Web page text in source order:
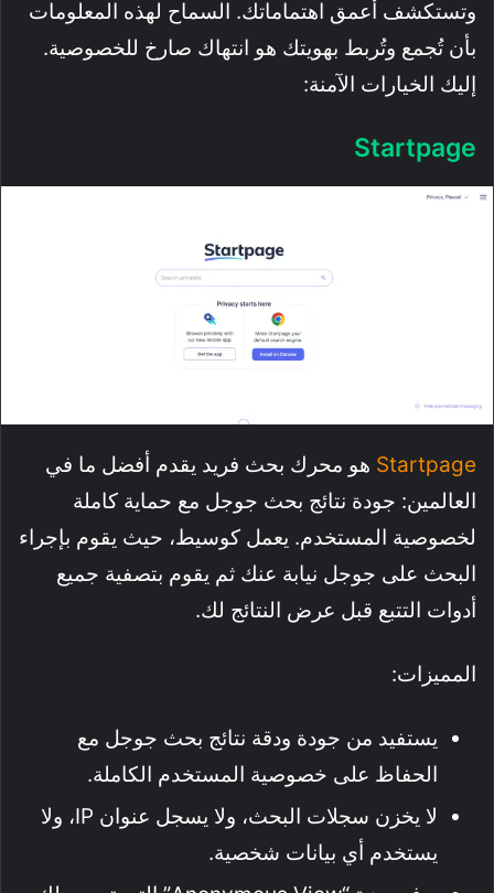
وتستكشف أعمق اهتماماتك. السماح لهذه المعلومات
بأن تُجمع وتُربط بهويتك هو انتهاك صارخ للخصوصية.
إليك الخيارات الآمنة:
Startpage
Startpage هو محرك بحث فريد يقدم أفضل ما في
العالمين: جودة نتائج بحث جوجل مع حماية كاملة
لخصوصية المستخدم. يعمل كوسيط، حيث يقوم بإجراء
البحث على جوجل نيابة عنك ثم يقوم بتصفية جميع
أدوات التتبع قبل عرض النتائج لك.
المميزات:
يستفيد من جودة ودقة نتائج بحث جوجل مع
الحفاظ على خصوصية المستخدم الكاملة.
لا يخزن سجلات البحث، ولا يسجل عنوان IP، ولا
يستخدم أي بيانات شخصية.